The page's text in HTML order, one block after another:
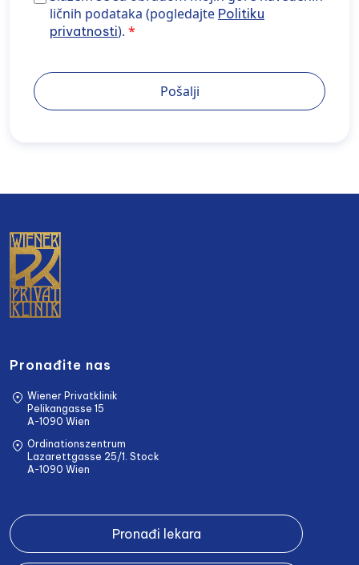
podataka (pogledajte Politiku privatnosti).
ličnih podataka (pogledajte Politiku
privatnosti).
Pošalji
Pronađite nas
Wiener Privatklinik
Pelikangasse 15
A-1090 Wien
Ordinationszentrum
Lazarettgasse 25/1. Stock
A-1090 Wien
Pronađi lekara